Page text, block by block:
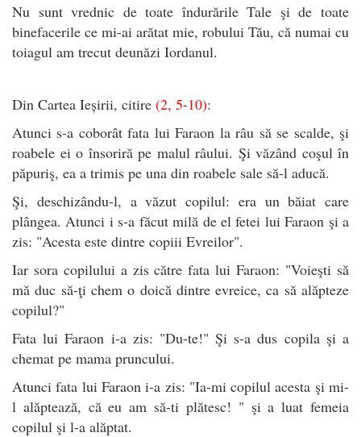
Nu sunt vrednic de toate îndurările Tale şi de toate
binefacerile ce mi-ai arătat mie, robului Tău, că numai cu
toiagul am trecut deunăzi Iordanul.
Din Cartea Ieșirii, citire (2, 5-10):
Atunci s-a coborât fata lui Faraon la râu să se scalde, şi
roabele ei o însoriră pe malul râului. Şi văzând coşul în
păpuriş, ea a trimis pe una din roabele sale să-l aducă.
Şi, deschizându-l, a văzut copilul: era un băiat care
plângea. Atunci i s-a făcut milă de el fetei lui Faraon şi a
zis: "Acesta este dintre copiii Evreilor".
Iar sora copilului a zis către fata lui Faraon: "Voieşti să
mă duc să-ţi chem o doică dintre evreice, ca să alăpteze
copilul?"
Fata lui Faraon i-a zis: "Du-te!" Şi s-a dus copila şi a
chemat pe mama pruncului.
Atunci fata lui Faraon i-a zis: "Ia-mi copilul acesta şi mi-
l alăptează, că eu am să-ti plătesc! " şi a luat femeia
copilul şi l-a alăptat.